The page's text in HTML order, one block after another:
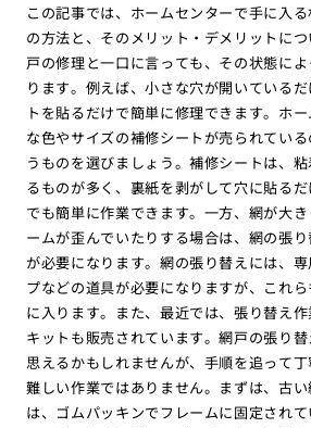
この記事では、ホームセンターで手に入
の方法と、そのメリット・デメリットに
戸の修理と一口に言っても、その状態に
ります。例えば、小さな穴が開いている
トを貼るだけで簡単に修理できます。ホ
な色やサイズの補修シートが売られてい
うものを選びましょう。補修シートは、
るものが多く、裏紙を剥がして穴に貼る
でも簡単に作業できます。一方、網が大
ームが歪んでいたりする場合は、網の張
が必要になります。網の張り替えには、
プなどの道具が必要になりますが、これ
に入ります。また、最近では、張り替え
キットも販売されています。網戸の張り
思えるかもしれませんが、手順を追って
難しい作業ではありません。まずは、古
は、ゴムパッキンでフレームに固定され